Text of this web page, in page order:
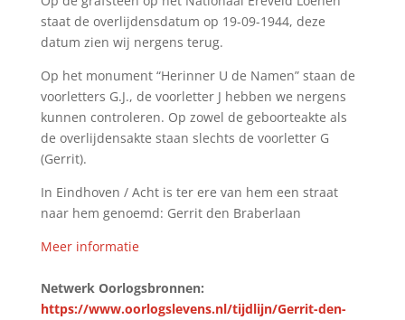
staat de overlijdensdatum op 19-09-1944, deze
datum zien wij nergens terug.
Op het monument “Herinner U de Namen” staan de
voorletters G.J., de voorletter J hebben we nergens
kunnen controleren. Op zowel de geboorteakte als
de overlijdensakte staan slechts de voorletter G
(Gerrit).
In Eindhoven / Acht is ter ere van hem een straat
naar hem genoemd: Gerrit den Braberlaan
Meer informatie
Netwerk Oorlogsbronnen:
https://www.oorlogslevens.nl/tijdlijn/Gerrit-den-